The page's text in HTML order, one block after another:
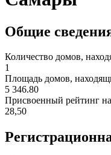
Общие
Количество домов,
1
Площадь домов,
5 346.80
Присвоенный рейтинг
28,50